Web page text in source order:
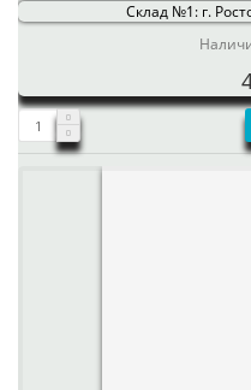
Склад №1: г.